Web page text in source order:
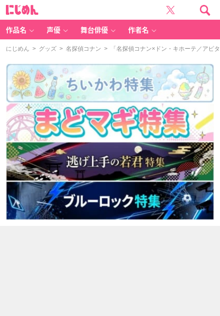
作品名 声優 舞台俳優 作者名
にじめん > グッズ > 名探偵コナン > 「名探偵コナン×ドン・キホーテ／アピ